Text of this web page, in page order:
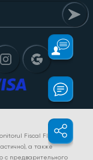
Fiscal FISC.MD”.
а также
с предварительного